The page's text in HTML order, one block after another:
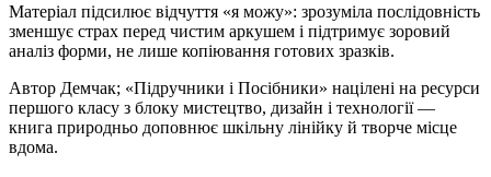
Матеріал підсилює відчуття «я можу»: зрозуміла послідовність
зменшує страх перед чистим аркушем і підтримує зоровий
аналіз форми, не лише копіювання готових зразків.
Автор Демчак; «Підручники і Посібники» націлені на ресурси
першого класу з блоку мистецтво, дизайн і технології —
книга природньо доповнює шкільну лінійку й творче місце
вдома.